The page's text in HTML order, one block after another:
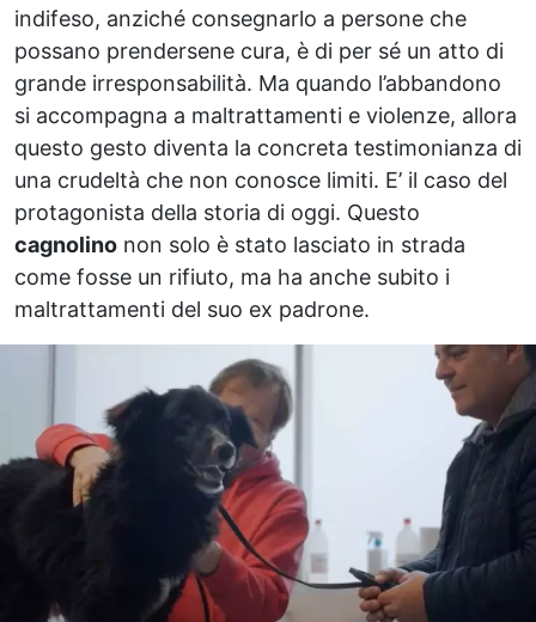
indifeso, anziché consegnarlo a persone che
possano prendersene cura, è di per sé un atto di
grande irresponsabilità. Ma quando l’abbandono
si accompagna a maltrattamenti e violenze, allora
questo gesto diventa la concreta testimonianza di
una crudeltà che non conosce limiti. E’ il caso del
protagonista della storia di oggi. Questo
cagnolino non solo è stato lasciato in strada
come fosse un rifiuto, ma ha anche subito i
maltrattamenti del suo ex padrone.